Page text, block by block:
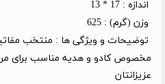
اندازه : 17 * 13
وزن (گرم) : 625
توضیحات و ویژگی ها : منتخب
مخصوص کادو و هدیه مناسب برای
عزیزانتان